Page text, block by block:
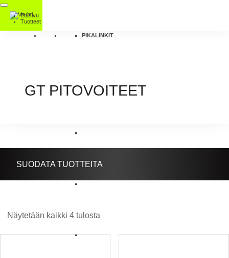
Etusivu
Tuotteet
PIKALINKIT
GT PITOVOITEET
SUODATA TUOTTEITA
Näytetään kaikki 4 tulosta